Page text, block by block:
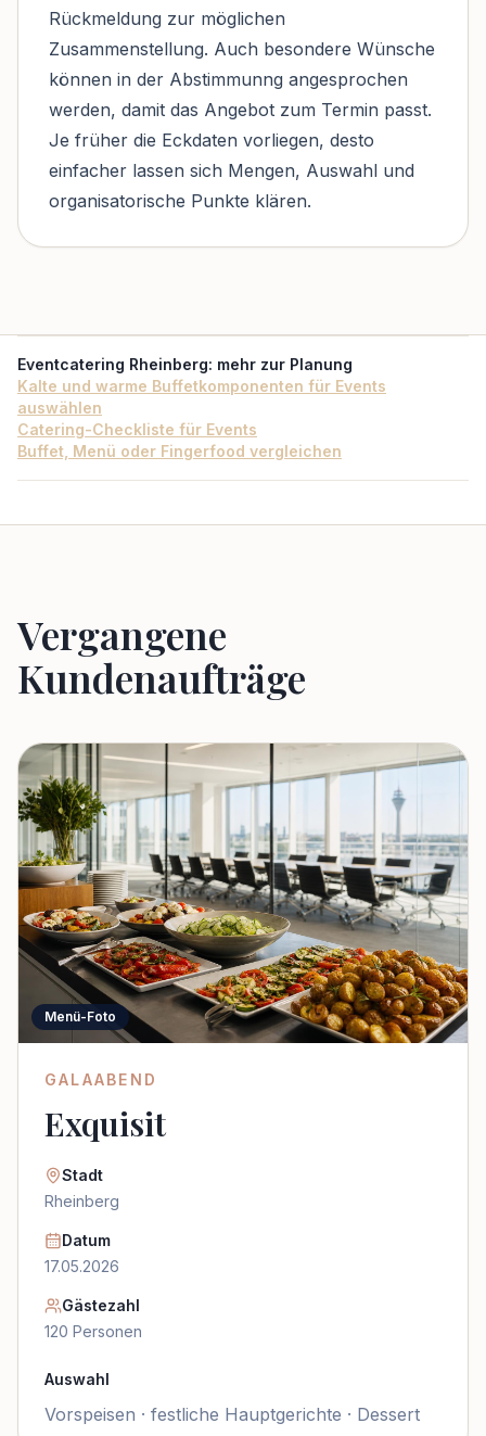
Rückmeldung zur möglichen
Zusammenstellung. Auch besondere Wünsche
können in der Abstimmunng angesprochen
werden, damit das Angebot zum Termin passt.
Je früher die Eckdaten vorliegen, desto
einfacher lassen sich Mengen, Auswahl und
organisatorische Punkte klären.
Eventcatering Rheinberg: mehr zur Planung
Kalte und warme Buffetkomponenten für Events
auswählen
Catering-Checkliste für Events
Buffet, Menü oder Fingerfood vergleichen
Vergangene
Kundenaufträge
Menü-Foto
GALAABEND
Exquisit
Stadt
Rheinberg
Datum
17.05.2026
Gästezahl
120 Personen
Auswahl
Vorspeisen · festliche Hauptgerichte · Dessert